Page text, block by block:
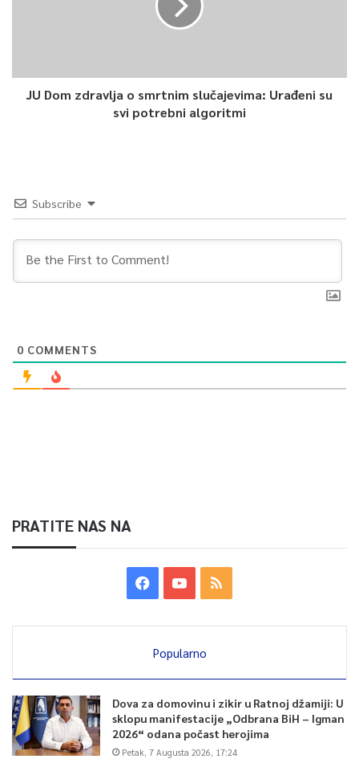
JU Dom zdravlja o smrtnim slučajevima: Urađeni su
svi potrebni algoritmi
Subscribe
0 COMMENTS
PRATITE NAS NA
Popularno
Dova za domovinu i zikir u Ratnoj džamiji: U
sklopu manifestacije „Odbrana BiH – Igman
2026“ odana počast herojima
Petak, 7 Augusta 2026, 17:24